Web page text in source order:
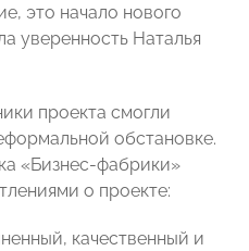
это начало нового
уверенность Наталья
проекта смогли
обстановке.
«Бизнес-фабрики»
о проекте:
качественный и